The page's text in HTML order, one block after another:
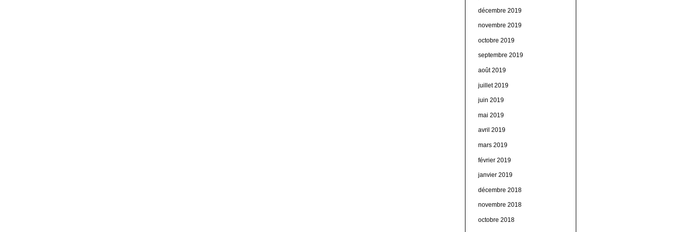
décembre 2019
novembre 2019
octobre 2019
septembre 2019
août 2019
juillet 2019
juin 2019
mai 2019
avril 2019
mars 2019
février 2019
janvier 2019
décembre 2018
novembre 2018
octobre 2018